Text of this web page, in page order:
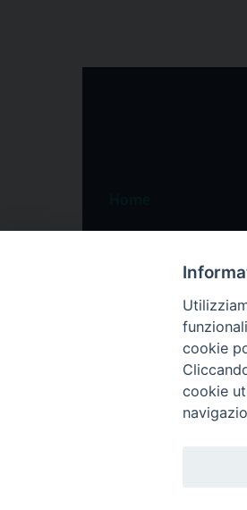
Speciali
Pordenone
Portogruaro
Friuli Occidentale
Veneto Orientale
cookie
cookie